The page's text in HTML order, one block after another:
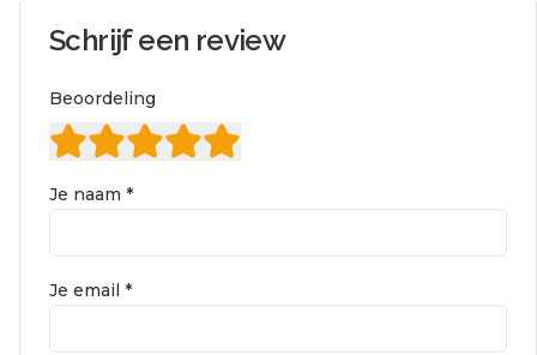
Schrijf een review
Beoordeling
Je naam *
Je email *